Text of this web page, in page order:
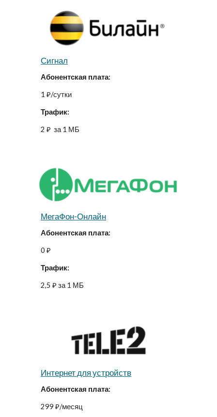
Сигнал
Абонентская плата:
1 ₽/сутки
Трафик:
2 ₽  за 1 МБ
МегаФон-Онлайн
Абонентская плата:
0 ₽
Трафик:
2,5 ₽ за 1 МБ
Интернет для устройств
​​Абонентская плата:
299 ₽/месяц